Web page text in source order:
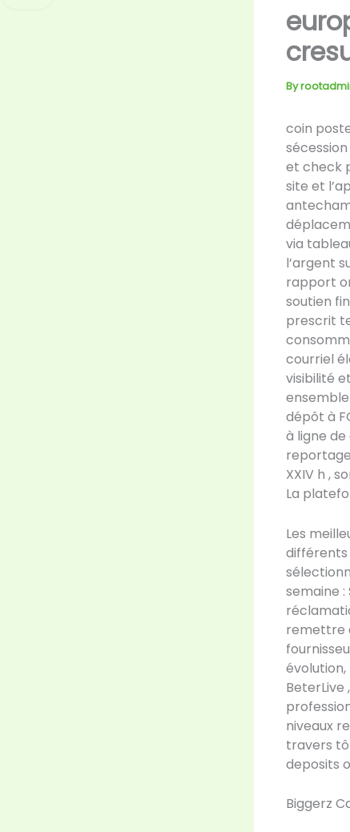
By
coin
et check
site et
via
l’argent
rapport
soutien
prescrit
courriel
visibilité
dépôt à
à ligne
XXIV h ,
La
Les
différents
semaine
remettre
évolution,
niveaux
travers
deposits
Biggerz